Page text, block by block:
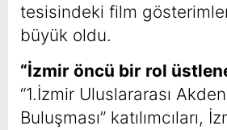
tesisindeki film
büyük oldu.
“İzmir öncü bir rol
“1.İzmir Uluslararası
Buluşması” katılımcıları,